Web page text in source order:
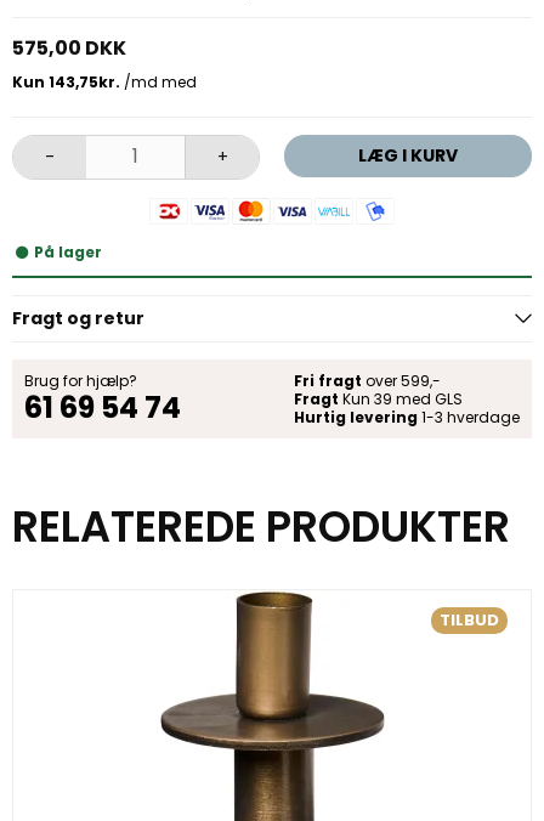
575,00 DKK
- + LÆG I KURV
På lager
Fragt og retur
Brug for hjælp?
61 69 54 74
Fri fragt over 599,-
Fragt Kun 39 med GLS
Hurtig levering 1-3 hverdage
RELATEREDE PRODUKTER
TILBUD